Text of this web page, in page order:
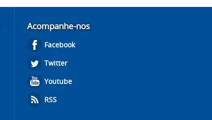
Acompanhe-nos
Facebook
Twitter
Youtube
RSS